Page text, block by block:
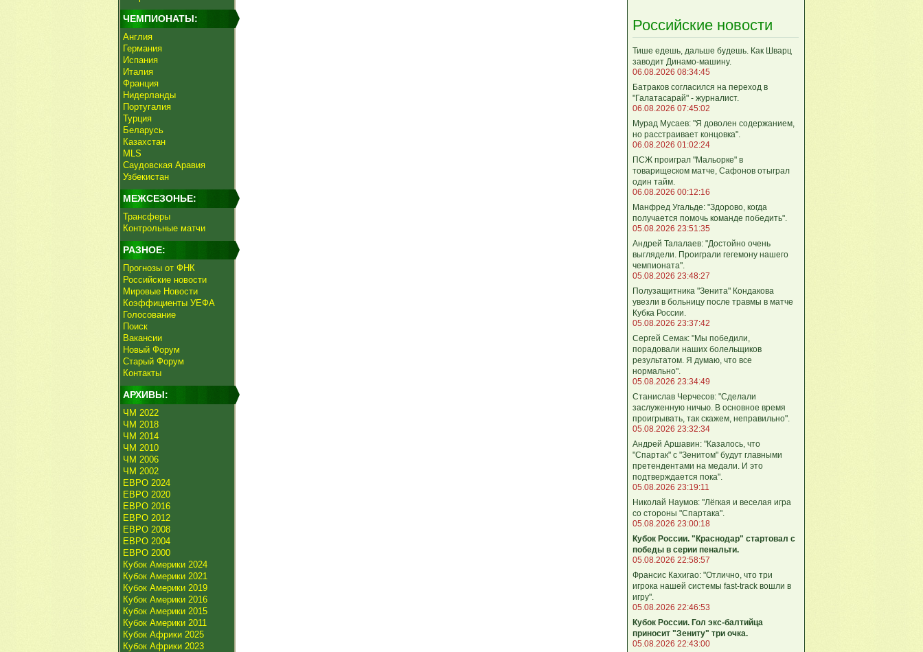
ЧЕМПИОНАТЫ:
Англия
Германия
Испания
Италия
Франция
Нидерланды
Португалия
Турция
Беларусь
Казахстан
MLS
Саудовская Аравия
Узбекистан
МЕЖСЕЗОНЬЕ:
Трансферы
Контрольные матчи
РАЗНОЕ:
Прогнозы от ФНК
Российские новости
Мировые Новости
Коэффициенты УЕФА
Голосование
Поиск
Вакансии
Новый Форум
Старый Форум
Контакты
АРХИВЫ:
ЧМ 2022
ЧМ 2018
ЧМ 2014
ЧМ 2010
ЧМ 2006
ЧМ 2002
ЕВРО 2024
ЕВРО 2020
ЕВРО 2016
ЕВРО 2012
ЕВРО 2008
ЕВРО 2004
ЕВРО 2000
Кубок Америки 2024
Кубок Америки 2021
Кубок Америки 2019
Кубок Америки 2016
Кубок Америки 2015
Кубок Америки 2011
Кубок Африки 2025
Кубок Африки 2023
Российские новости
Тише едешь, дальше будешь. Как Шварц
заводит Динамо-машину.
06.08.2026 08:34:45
Батраков согласился на переход в
"Галатасарай" - журналист.
06.08.2026 07:45:02
Мурад Мусаев: "Я доволен содержанием,
но расстраивает концовка".
06.08.2026 01:02:24
ПСЖ проиграл "Мальорке" в
товарищеском матче, Сафонов отыграл
один тайм.
06.08.2026 00:12:16
Манфред Угальде: "Здорово, когда
получается помочь команде победить".
05.08.2026 23:51:35
Андрей Талалаев: "Достойно очень
выглядели. Проиграли гегемону нашего
чемпионата".
05.08.2026 23:48:27
Полузащитника "Зенита" Кондакова
увезли в больницу после травмы в матче
Кубка России.
05.08.2026 23:37:42
Сергей Семак: "Мы победили,
порадовали наших болельщиков
результатом. Я думаю, что все
нормально".
05.08.2026 23:34:49
Станислав Черчесов: "Сделали
заслуженную ничью. В основное время
проигрывать, так скажем, неправильно".
05.08.2026 23:32:34
Андрей Аршавин: "Казалось, что
"Спартак" с "Зенитом" будут главными
претендентами на медали. И это
подтверждается пока".
05.08.2026 23:19:11
Николай Наумов: "Лёгкая и веселая игра
со стороны "Спартака".
05.08.2026 23:00:18
Кубок России. "Краснодар" стартовал с
победы в серии пенальти.
05.08.2026 22:58:57
Франсис Кахигао: "Отлично, что три
игрока нашей системы fast‑track вошли в
игру".
05.08.2026 22:46:53
Кубок России. Гол экс-балтийца
приносит "Зениту" три очка.
05.08.2026 22:43:00